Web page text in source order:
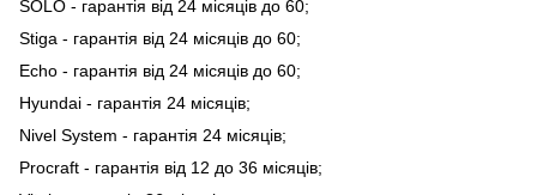
SOLO - гарантія від 24 місяців до 60;
Stiga - гарантія від 24 місяців до 60;
Echo - гарантія від 24 місяців до 60;
Hyundai - гарантія 24 місяців;
Nivel System - гарантія 24 місяців;
Procraft - гарантія від 12 до 36 місяців;